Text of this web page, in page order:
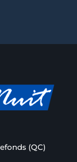
(QC)